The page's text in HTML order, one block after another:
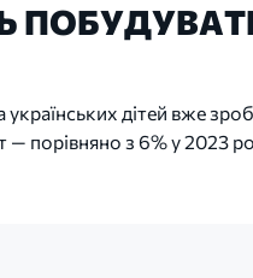
дітей вже
порівняно з 6% у 2023